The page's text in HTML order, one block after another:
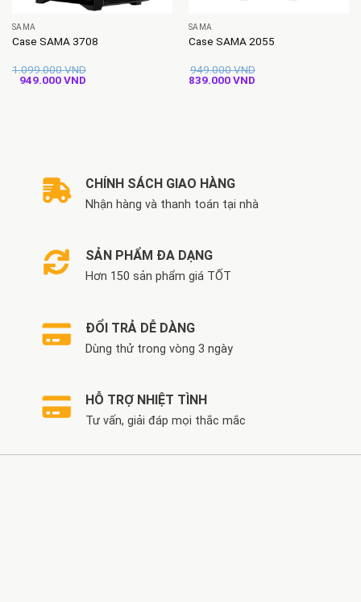
SAMA
Case SAMA 3708
1.099.000VND
Giá
949.000VNDGiá
SAMA
Case SAMA 2055
949.000VND
Giá
839.000VNDGiá
CHÍNH SÁCH GIAO HÀNG
Nhận hàng và thanh toán tại nhà
SẢN PHẨM ĐA DẠNG
Hơn 150 sản phẩm giá TỐT
ĐỔI TRẢ DỄ DÀNG
Dùng thử trong vòng 3 ngày
HỖ TRỢ NHIỆT TÌNH
Tư vấn, giải đáp mọi thắc mắc